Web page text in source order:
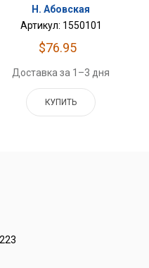
Н. Абовская
Артикул: 1550101
$76.95
Доставка за 1–3 дня
КУПИТЬ